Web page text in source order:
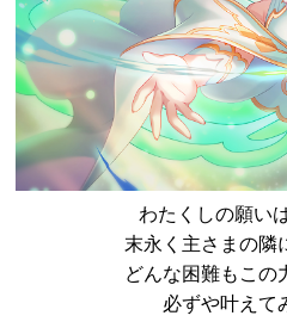
わたくしの願い
末永く主さまの隣
どんな困難もこの
必ずや叶えて